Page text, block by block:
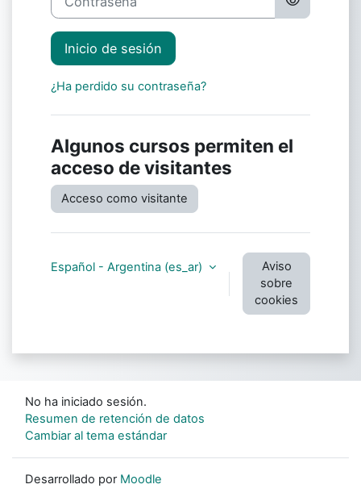
Inicio de sesión
¿Ha perdido su contraseña?
Algunos cursos permiten el
acceso de visitantes
Acceso como visitante
Español - Argentina ‎(es_ar)‎
Aviso
sobre
cookies
No ha iniciado sesión.
Resumen de retención de datos
Cambiar al tema estándar
Desarrollado por Moodle